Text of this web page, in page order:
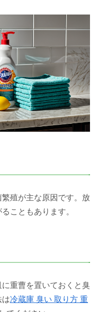
殖が主な原因です。放
こともあります。
重曹を置いておくと臭
は冷蔵庫 臭い 取り方 重